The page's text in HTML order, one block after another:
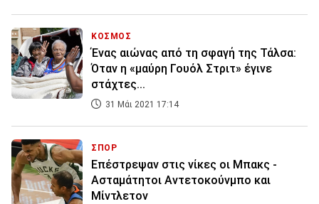
ΚΟΣΜΟΣ
Ένας αιώνας από τη σφαγή της Τάλσα:
Όταν η «μαύρη Γουόλ Στριτ» έγινε
στάχτες...
31 Μάι 2021 17:14
ΣΠΟΡ
Επέστρεψαν στις νίκες οι Μπακς -
Ασταμάτητοι Αντετοκούνμπο και
Μίντλετον